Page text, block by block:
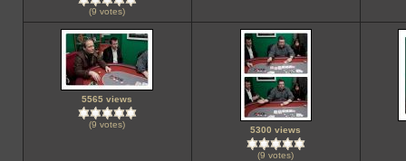
(9 votes)
5565 views
(9 votes)
5300 views
(9 votes)